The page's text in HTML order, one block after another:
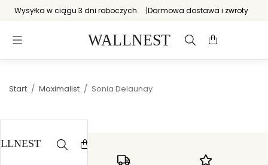
Wysyłka w ciągu 3 dni roboczych Darmowa dostawa i zwroty
Start / Maximalist / Sonia Delaunay